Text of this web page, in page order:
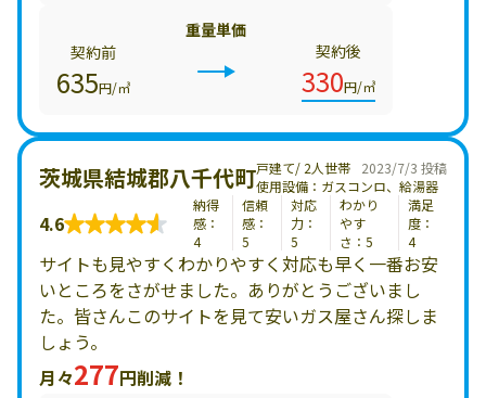
重量単価
契約前
635円/㎥
契約後
330円/㎥
2023/7/3 投稿
茨城県結城郡八千代町戸建て/ 2人世帯
使用設備：ガスコンロ、給湯器
4.6
納得
感：
4
信頼
感：
5
対応
力：
5
わかり
やす
さ：5
満足
度：
4
サイトも見やすくわかりやすく対応も早く一番お安
いところをさがせました。ありがとうございまし
た。皆さんこのサイトを見て安いガス屋さん探しま
しょう。
月々277円削減！